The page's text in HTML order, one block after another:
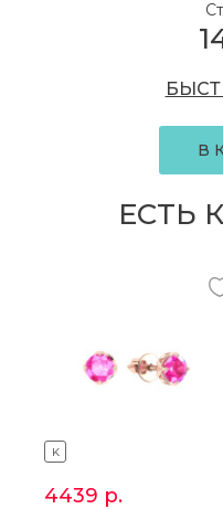
В
ЕСТЬ
K
4439 р.